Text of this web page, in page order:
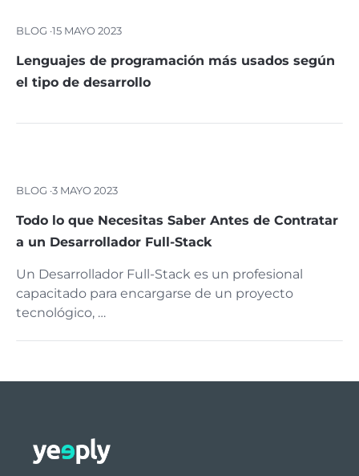
BLOG ·15 MAYO 2023
Lenguajes de programación más usados según
el tipo de desarrollo
BLOG ·3 MAYO 2023
Todo lo que Necesitas Saber Antes de Contratar
a un Desarrollador Full-Stack
Un Desarrollador Full-Stack es un profesional
capacitado para encargarse de un proyecto
tecnológico, …